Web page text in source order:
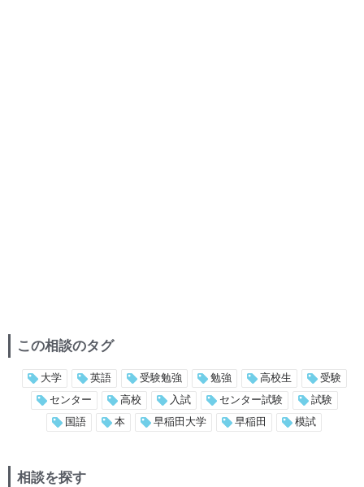
この相談のタグ
大学 英語 受験勉強 勉強 高校生
受験
センター
高校 入試 センター試験
試験
国語
本 早稲田大学 早稲田 模試
相談を探す